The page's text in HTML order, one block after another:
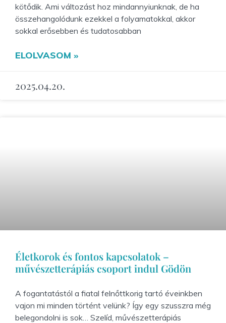
kötődik. Ami változást hoz mindannyiunknak, de ha
összehangolódunk ezekkel a folyamatokkal, akkor
sokkal erősebben és tudatosabban
ELOLVASOM »
2025.04.20.
Életkorok és fontos kapcsolatok –
művészetterápiás csoport indul Gödön
A fogantatástól a fiatal felnőttkorig tartó éveinkben
vajon mi minden történt velünk? Így egy szusszra még
belegondolni is sok… Szelíd, művészetterápiás